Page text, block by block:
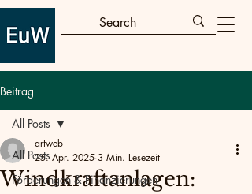
Beitrag
All Posts
Förderungen & Finanzierungen
All Posts
Windkraftanlagen:
artweb
25. Apr. 2025 3 Min. Lesezeit